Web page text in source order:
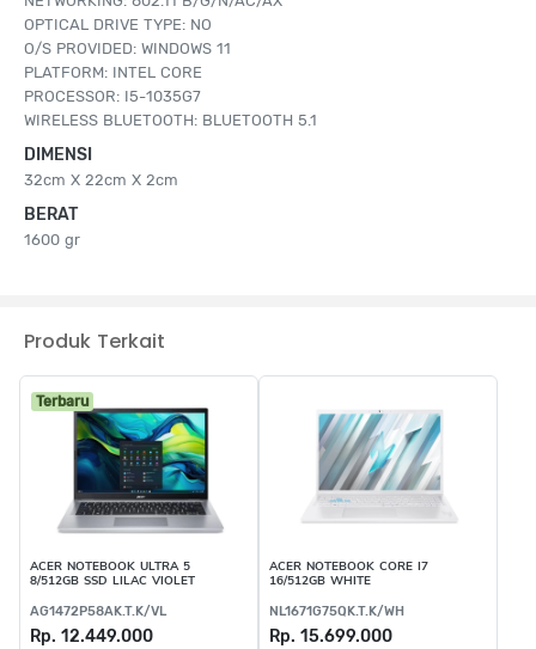
OPTICAL DRIVE TYPE: NO
O/S PROVIDED: WINDOWS 11
PLATFORM: INTEL CORE
PROCESSOR: I5-1035G7
WIRELESS BLUETOOTH: BLUETOOTH 5.1
DIMENSI
32cm X 22cm X 2cm
BERAT
1600 gr
Produk Terkait
Terbaru
ACER NOTEBOOK ULTRA 5
8/512GB SSD LILAC VIOLET
AG1472P58AK.T.K/VL
Rp. 12.449.000
ACER NOTEBOOK CORE I7
16/512GB WHITE
NL1671G75QK.T.K/WH
Rp. 15.699.000